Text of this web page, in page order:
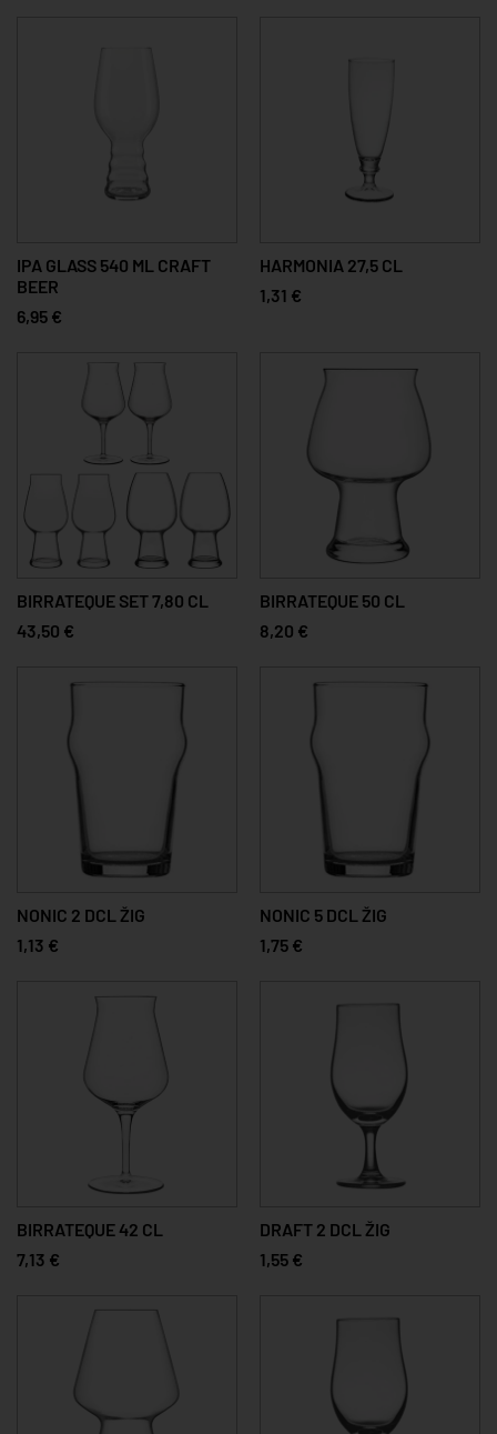
IPA GLASS 540 ML CRAFT
BEER
6,95 €
HARMONIA 27,5 CL
1,31 €
BIRRATEQUE SET 7,80 CL
43,50 €
BIRRATEQUE 50 CL
8,20 €
NONIC 2 DCL ŽIG
1,13 €
NONIC 5 DCL ŽIG
1,75 €
BIRRATEQUE 42 CL
7,13 €
DRAFT 2 DCL ŽIG
1,55 €